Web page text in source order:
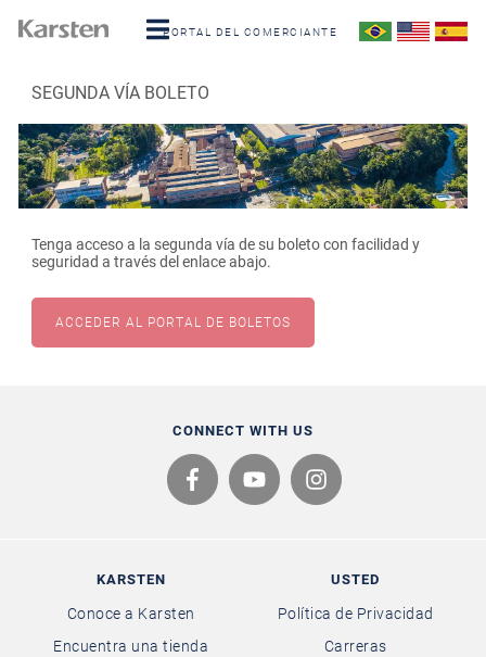
PORTAL DEL COMERCIANTE
SEGUNDA VÍA BOLETO
Tenga acceso a la segunda vía de su boleto con facilidad y
seguridad a través del enlace abajo.
ACCEDER AL PORTAL DE BOLETOS
CONNECT WITH US
KARSTEN
Conoce a Karsten
Encuentra una tienda
USTED
Política de Privacidad
Carreras